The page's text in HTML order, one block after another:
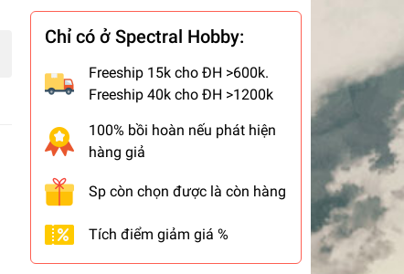
Chỉ có ở Spectral Hobby:
Freeship 15k cho ĐH >600k.
Freeship 40k cho ĐH >1200k
100% bồi hoàn nếu phát hiện
hàng giả
Sp còn chọn được là còn hàng
Tích điểm giảm giá %